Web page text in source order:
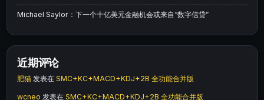
Michael Saylor：下一个十亿美元金融机会或来自“数字信贷”
近期评论
肥猫 发表在 SMC+KC+MACD+KDJ+2B 全功能合并版
wcneo 发表在 SMC+KC+MACD+KDJ+2B 全功能合并版